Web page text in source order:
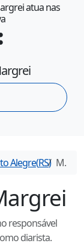
atua nas
Alegre(RS) Margrei
responsável
diarista.